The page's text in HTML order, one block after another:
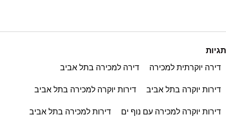
תגיות
דירה יוקרתית למכירה
דירה למכירה בתל אביב
דירות יוקרה בתל אביב דירות יוקרה למכירה בתל אביב
דירות יוקרה למכירה עם נוף ים דירות למכירה בתל אביב